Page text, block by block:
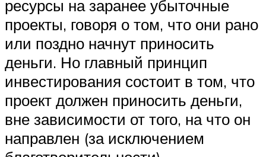
ресурсы на заранее убыточные
проекты, говоря о том, что они рано
или поздно начнут приносить
деньги. Но главный принцип
инвестирования состоит в том, что
проект должен приносить деньги,
вне зависимости от того, на что он
направлен (за исключением